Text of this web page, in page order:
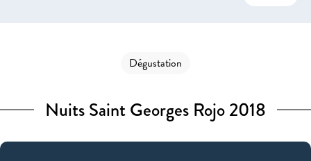
Dégustation
Nuits Saint Georges Rojo 2018